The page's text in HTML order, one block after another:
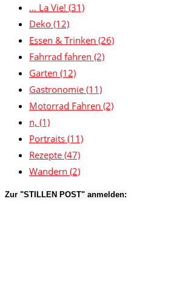
… La Vie! (31)
Deko (12)
Essen & Trinken (26)
Fahrrad fahren (2)
Garten (12)
Gastronomie (11)
Motorrad Fahren (2)
n, (1)
Portraits (11)
Rezepte (47)
Wandern (2)
Zur "STILLEN POST" anmelden: